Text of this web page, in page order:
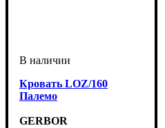
Кровать LOZ/160
Палемо
GERBOR